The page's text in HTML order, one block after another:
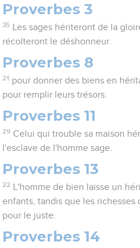
Proverbes 3
35
Les sages hériteront de la
récolteront le déshonneur.
Proverbes 8
21 pour donner des biens en
pour remplir leurs trésors.
Proverbes 11
29 Celui qui trouble sa maison
l'esclave de l'homme sage.
Proverbes 13
22
L'homme de bien laisse un
enfants, tandis que les
pour le juste.
Proverbes 14